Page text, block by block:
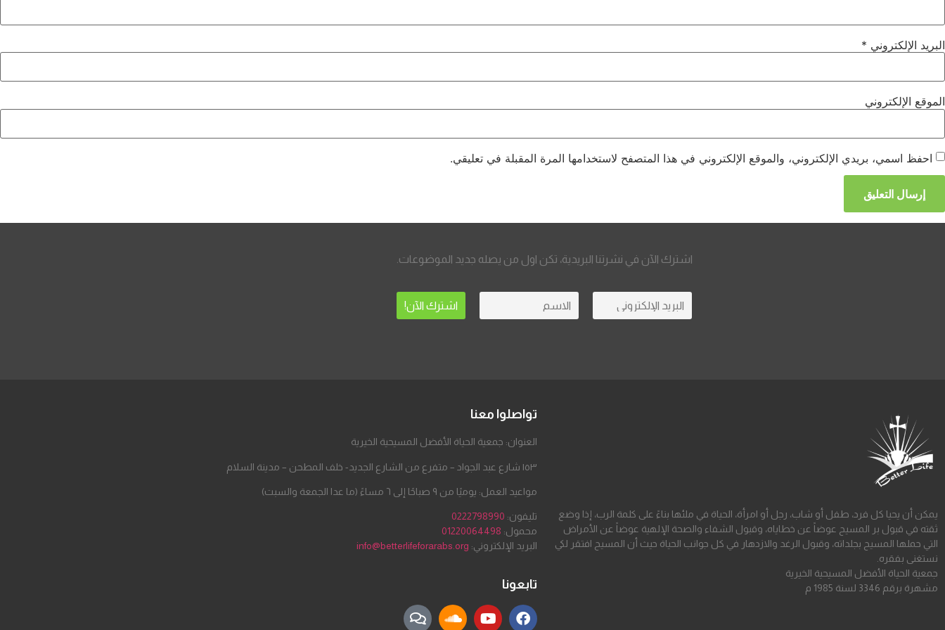
البريد الإلكتروني *
الموقع الإلكتروني
احفظ اسمي، بريدي الإلكتروني، والموقع الإلكتروني في هذا المتصفح لاستخدامها المرة المقبلة في تعليقي.
اشترك الآن في نشرتنا البريدية، تكن اول من يصله جديد الموضوعات.
يمكن أن يحيا كل فرد، طفل أو شاب، رجل أو امرأة، الحياة في ملئها بناءً على كلمة الرب، إذا وضع
ثقته في قبول بر المسيح عوضاً عن خطاياه، وقبول الشفاء والصحة الإلهية عوضاً عن الأمراض
التي حملها المسيح بجلداته، وقبول الرغد والازدهار في كل جوانب الحياة حيث أن المسيح افتقر لكي
نستغنى بفقره.
جمعية الحياة الأفضل المسيحية الخيرية
مشهرة برقم 3346 لسنة 1985 م
تواصلوا معنا
العنوان: جمعية الحياة الأفضل المسيحية الخيرية
١٥٣ شارع عبد الجواد – متفرع من الشارع الجديد- خلف المطحن – مدينة السلام
مواعيد العمل: يوميًا من ٩ صباحًا إلى ٦ مساءً (ما عدا الجمعة والسبت)
تليفون: 0222798990
محمول: 01220064498
البريد الإلكتروني: info@betterlifeforarabs.org
تابعونا